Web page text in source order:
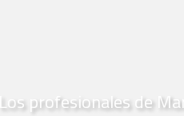
Los profesionales de